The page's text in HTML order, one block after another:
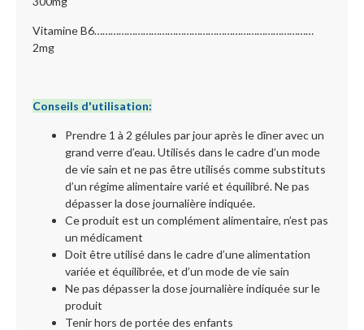
Vitamine B6………………………………………………………………………
2mg
Conseils d'utilisation:
Prendre 1 à 2 gélules par jour après le dîner avec un
grand verre d’eau. Utilisés dans le cadre d’un mode
de vie sain et ne pas être utilisés comme substituts
d’un régime alimentaire varié et équilibré. Ne pas
dépasser la dose journalière indiquée.
Ce produit est un complément alimentaire, n’est pas
un médicament
Doit être utilisé dans le cadre d’une alimentation
variée et équilibrée, et d’un mode de vie sain
Ne pas dépasser la dose journalière indiquée sur le
produit
Tenir hors de portée des enfants